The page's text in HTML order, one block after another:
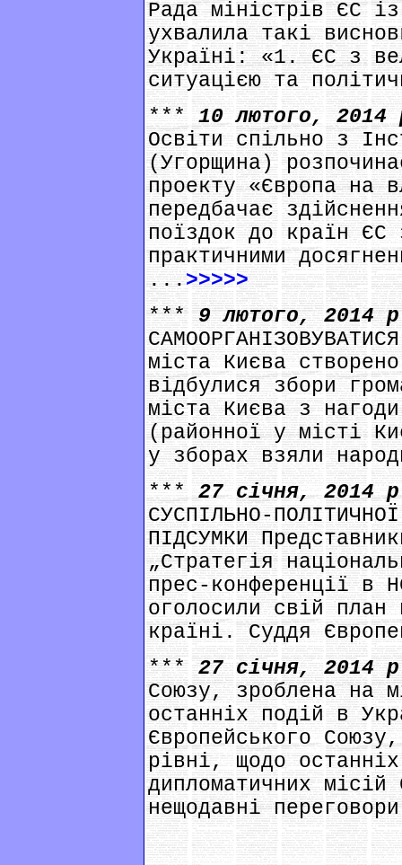
Рада міністрів ЄС
ухвалила такі
Україні: «1. ЄС з
ситуацією та
***10 лютого,
Освіти спільно з
(Угорщина)
проекту «Європа на
передбачає
поїздок до країн ЄС
практичними
...>>>>>
***9 лютого, 2014
міста Києва
відбулися збори
міста Києва з
(районної у місті
у зборах взяли
***27 січня, 2014
СУСПІЛЬНО-
ПІДСУМКИ
„Стратегія
прес-конференції в
оголосили свій план
країні. Суддя
***27 січня, 2014
Союзу, зроблена на
останніх подій в
Європейського
рівні, щодо
дипломатичних
нещодавні